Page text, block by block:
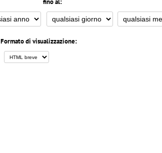
fino al:
Formato di visualizzazione: